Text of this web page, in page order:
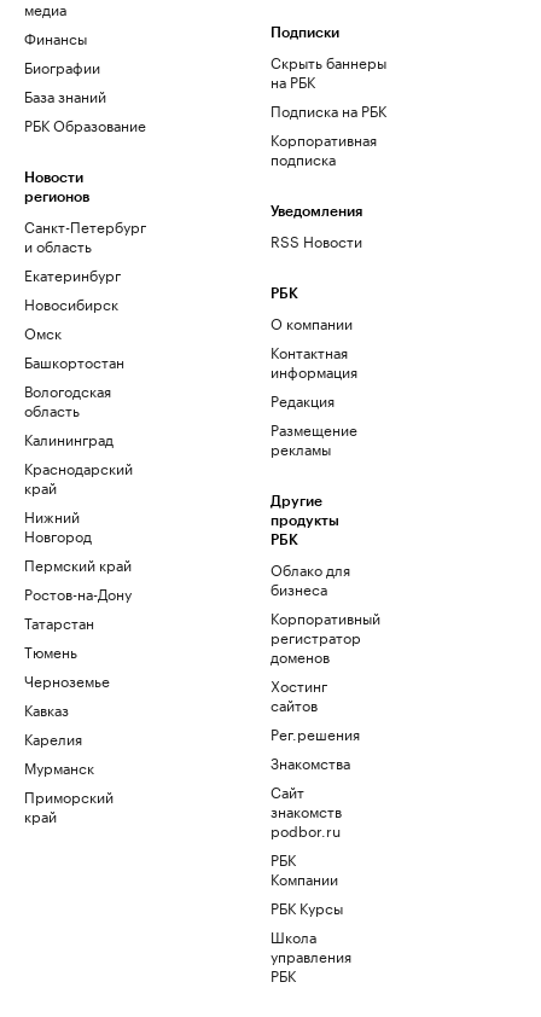
медиа
Финансы
Биографии
База знаний
РБК Образование
Новости
регионов
Санкт-Петербург
и область
Екатеринбург
Новосибирск
Омск
Башкортостан
Вологодская
область
Калининград
Краснодарский
край
Нижний
Новгород
Пермский край
Ростов-на-Дону
Татарстан
Тюмень
Черноземье
Кавказ
Карелия
Мурманск
Приморский
край
Подписки
Скрыть баннеры
на РБК
Подписка на РБК
Корпоративная
подписка
Уведомления
RSS Новости
РБК
О компании
Контактная
информация
Редакция
Размещение
рекламы
Другие
продукты
РБК
Облако для
бизнеса
Корпоративный
регистратор
доменов
Хостинг
сайтов
Рег.решения
Знакомства
Сайт
знакомств
podbor.ru
РБК
Компании
РБК Курсы
Школа
управления
РБК